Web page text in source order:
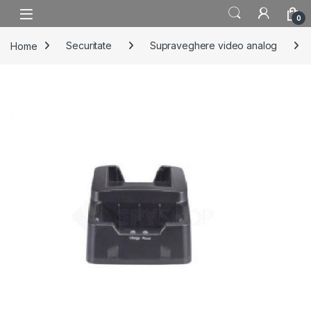
Skip to navigation
Skip to content
0
Home Securitate Supraveghere video analog